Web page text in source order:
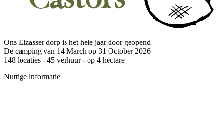
Ons Elzasser dorp is het hele jaar door geopend
De camping van 14 March op 31 October 2026
148 locaties - 45 verhuur - op 4 hectare
Nuttige informatie